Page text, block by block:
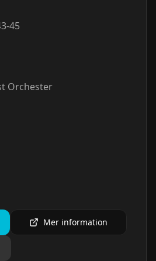
45
Orchester
Mer information